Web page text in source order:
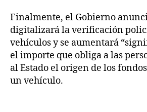
Finalmente, el Gobierno
digitalizará la verificación
vehículos y se aumentará
el importe que obliga a las
al Estado el origen de los
un vehículo.